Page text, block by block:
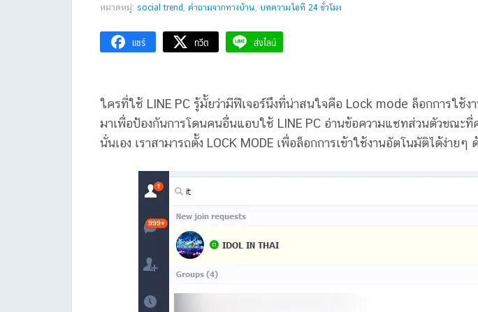
หมวดหมู่: social trend , คำถามจากทางบ้าน, บทความไอที 24 ชั่วโมง
แชร์ ทวีต ส่งไลน์
ใครที่ใช้ LINE PC รู้มั้ยว่ามีฟีเจอร์นึงที่น่าสนใจคือ Lock mode ล็อกการใช้ง
มาเพื่อป้องกันการโดนคนอื่นแอบใช้ LINE PC อ่านข้อความแชทส่วนตัวขณะ
นั่นเอง เราสามารถตั้ง LOCK MODE เพื่อล็อกการเข้าใช้งานอัตโนมัติได้ง่าย